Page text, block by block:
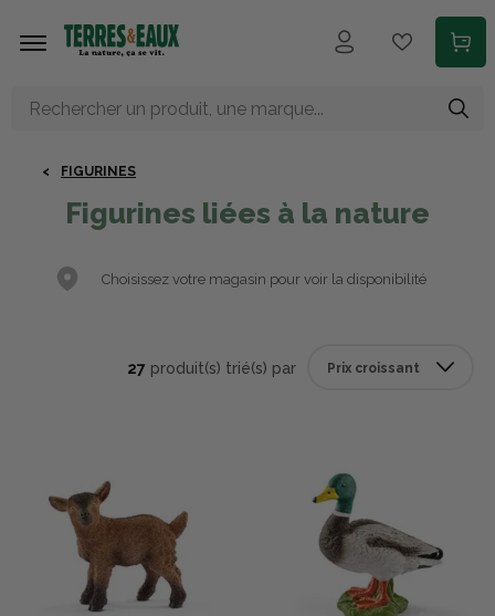
FIGURINES
Figurines liées à la nature
Choisissez votre magasin pour voir la disponibilité
27 produit(s) trié(s) par